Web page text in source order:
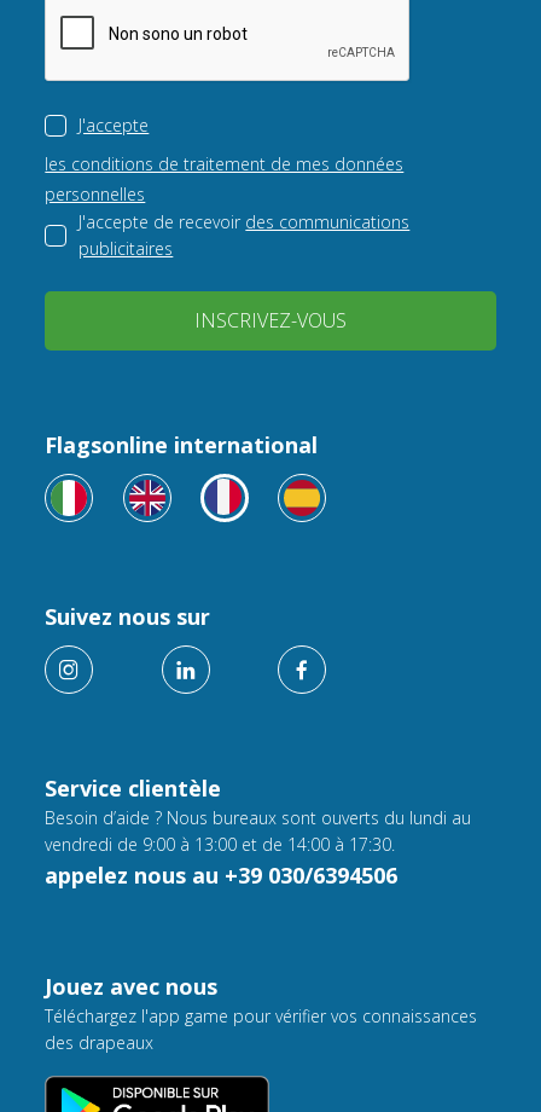
J'accepte
les conditions de traitement de mes données
personnelles
J'accepte de recevoir des communications
publicitaires
INSCRIVEZ-VOUS
Service clientèle
Besoin d’aide ? Nous bureaux sont ouverts du lundi au
vendredi de 9:00 à 13:00 et de 14:00 à 17:30.
appelez nous au +39 030/6394506
Flagsonline international
Suivez nous sur
Jouez avec nous
Téléchargez l'app game pour vérifier vos connaissances
des drapeaux